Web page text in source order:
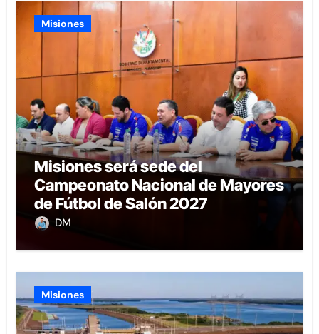
Misiones
Misiones será sede del
Campeonato Nacional de Mayores
de Fútbol de Salón 2027
DM
Misiones